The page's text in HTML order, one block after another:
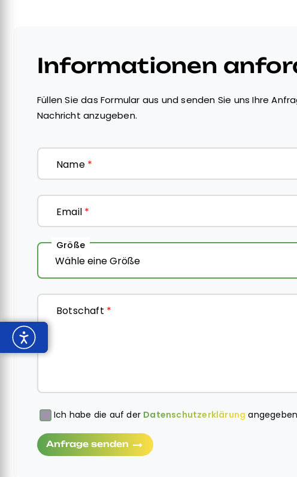
Informationen
Füllen Sie das Formular aus und senden Sie uns Ihre
Nachricht anzugeben.
Name *
Email *
Größe
Botschaft *
Obbligatorio
Ich habe die auf der Datenschutzerklärung
Anfrage senden